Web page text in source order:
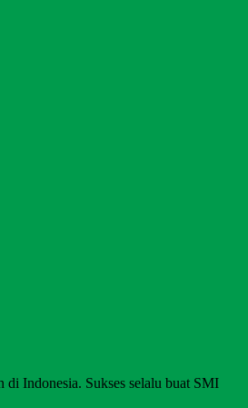
Indonesia. Sukses selalu buat SMI